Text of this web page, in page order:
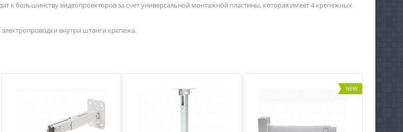
к большинству видеопроекторов за счет универсальной монтажной пластины, которая имеет 4 крепежных
внутри штанги крепежа.
NEW